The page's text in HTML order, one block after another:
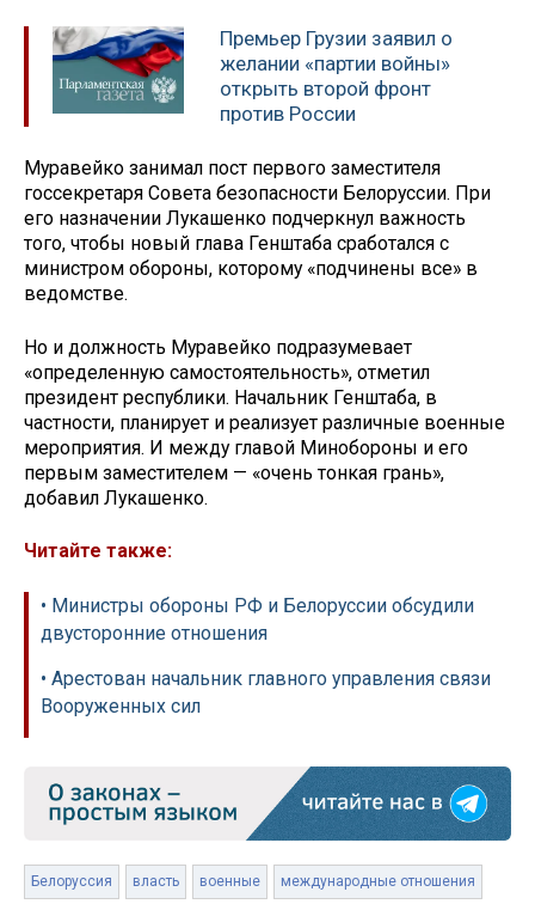
Премьер Грузии заявил о
желании «партии войны»
открыть второй фронт
против России
Муравейко занимал пост первого заместителя
госсекретаря Совета безопасности Белоруссии. При
его назначении Лукашенко подчеркнул важность
того, чтобы новый глава Генштаба сработался с
министром обороны, которому «подчинены все» в
ведомстве.
Но и должность Муравейко подразумевает
«определенную самостоятельность», отметил
президент республики. Начальник Генштаба, в
частности, планирует и реализует различные военные
мероприятия. И между главой Минобороны и его
первым заместителем — «очень тонкая грань»,
добавил Лукашенко.
Читайте также:
• Министры обороны РФ и Белоруссии обсудили
двусторонние отношения
• Арестован начальник главного управления связи
Вооруженных сил
Белоруссия власть военные международные отношения